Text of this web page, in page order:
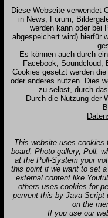
Diese Webseite verwendet
in News, Forum,
werden kann oder bei
abgespeichert wird) hierfür
Es können auch durch
Facebook, Soundcloud,
Cookies gesetzt werden
oder anderes nutzen. Dies
zu selbst, durch
Durch die Nutzung der
This website uses cookies
board, Photo gallery, Poll,
at the Poll-System your
this point if we want to set
external content like
others uses cookies for
pervent this by Java-
on the
If you use our